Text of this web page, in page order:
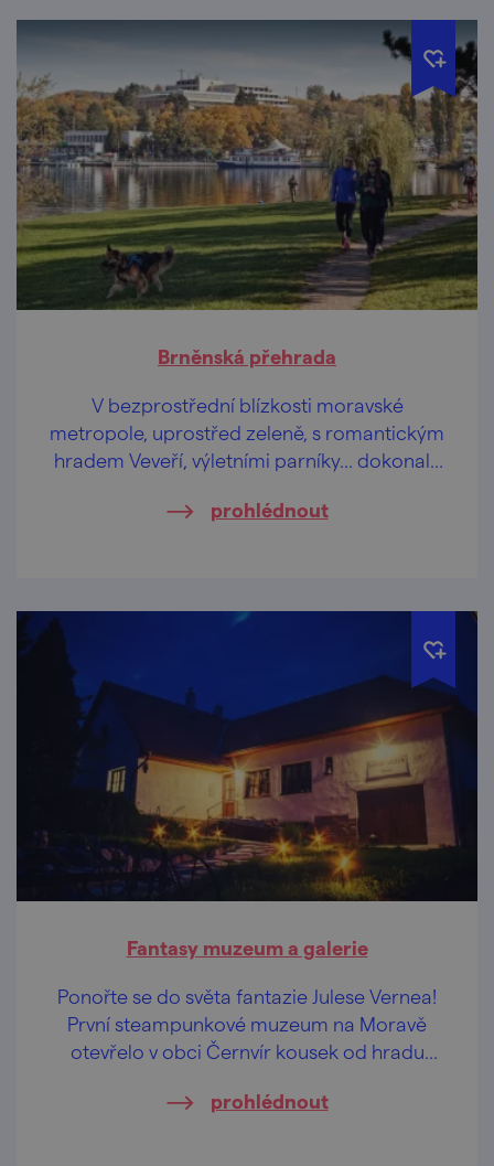
Brněnská přehrada
V bezprostřední blízkosti moravské
metropole, uprostřed zeleně, s romantickým
hradem Veveří, výletními parníky… dokonalý
prohlédnout
Fantasy muzeum a galerie
Ponořte se do světa fantazie Julese Vernea!
První steampunkové muzeum na Moravě
otevřelo v obci Černvír kousek od hradu
prohlédnout